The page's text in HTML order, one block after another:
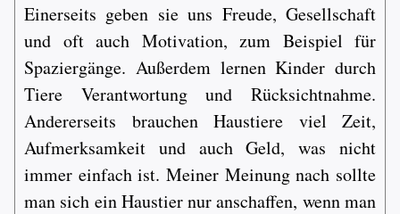
B1 Goethe
B1 ÖIF
B1 ÖSD
B1 Pflege (telc)
B2 Goethe
B2 Pflege (telc)
Online-Kurse
Einbürgerungstest
Spiele
Schulen & Kurse
Einerseits geben sie uns Freude, Gesellschaft
und oft auch Motivation, zum Beispiel für
Spaziergänge. Außerdem lernen Kinder durch
Tiere Verantwortung und Rücksichtnahme.
Andererseits brauchen Haustiere viel Zeit,
Aufmerksamkeit und auch Geld, was nicht
immer einfach ist. Meiner Meinung nach sollte
man sich ein Haustier nur anschaffen, wenn man